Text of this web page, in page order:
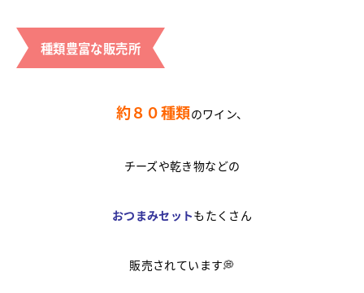
種類豊富な販売所
約８０種類のワイン、
チーズや乾き物などの
おつまみセットもたくさん
販売されています💭